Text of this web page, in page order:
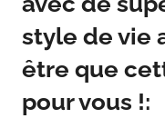
style de vie
être que
pour vous !: